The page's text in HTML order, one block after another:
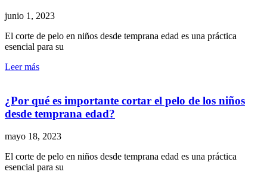
junio 1, 2023
El corte de pelo en niños desde temprana edad es una práctica
esencial para su
Leer más
¿Por qué es importante cortar el pelo de los niños
desde temprana edad?
mayo 18, 2023
El corte de pelo en niños desde temprana edad es una práctica
esencial para su